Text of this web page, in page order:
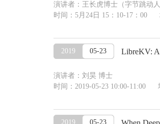
演讲者：王长虎博士（字节跳动
时间：5月24日 15：10-17：00
2019 05-23 LibreKV: A
演讲者：刘昊 博士
时间：2019-05-23 10:00-11:00
2019 05-23